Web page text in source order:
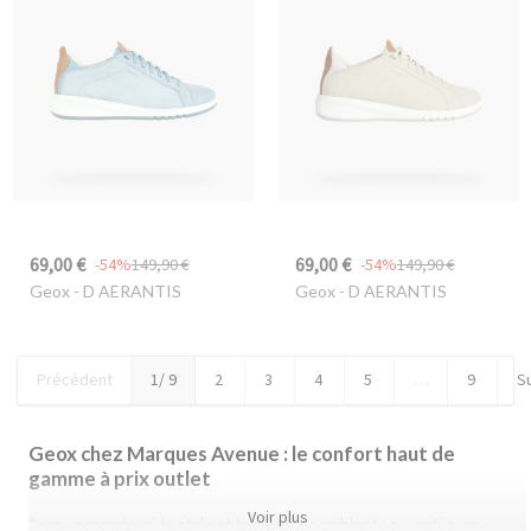
69,00 € 149,90 €
-54%
Geox- D AERANTIS
69,00 € 149,90 €
-54%
Geox- D AERANTIS
Précédent 1/ 9 2 3 4 5 … 9
Geox chez Marques Avenue : le confort haut de
gamme à prix outlet
Dans un monde où le style et le confort semblent souvent jouer
Voir plus